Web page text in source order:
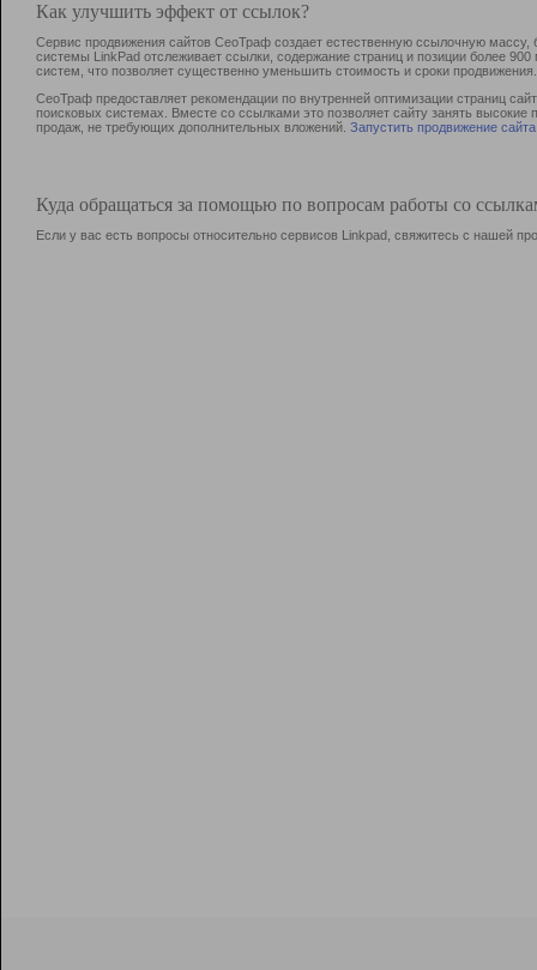
Как улучшить эффект от ссылок?
Сервис продвижения сайтов СеоТраф создает естественную ссылочную
системы LinkPad отслеживает ссылки, содержание страниц и позиции более
систем, что позволяет существенно уменьшить стоимость и сроки продвижения.
СеоТраф предоставляет рекомендации по внутренней оптимизации страниц
поисковых системах. Вместе со ссылками это позволяет сайту занять
продаж, не требующих дополнительных вложений. Запустить продвижение сайта
Куда обращаться за помощью по вопросам работы со
Если у вас есть вопросы относительно сервисов Linkpad, свяжитесь с нашей